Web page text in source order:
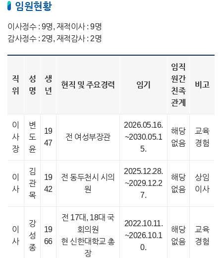
임원현황
이사정수 : 9명, 재적이사 : 9명
감사정수 : 2명, 재적감사 : 2명
직
위
성
명
생
년
현직 및 주요경력 임기
임직
원간
친족
관계
비고
이
사
장
변
도
윤
19
47
전 여성부장관
2026.05.16.
~2030.05.1
5.
해당
없음
교육
경험
이
사
김
관
목
19
42
전 동두천시 시의
원
2025.12.28.
~2029.12.2
7.
해당
없음
상임
이사
이
사
강
성
종
19
66
전 17대, 18대 국
회의원
현 신한대학교 총
장
2022.10.11.
~2026.10.1
0.
해당
없음
교육
경험